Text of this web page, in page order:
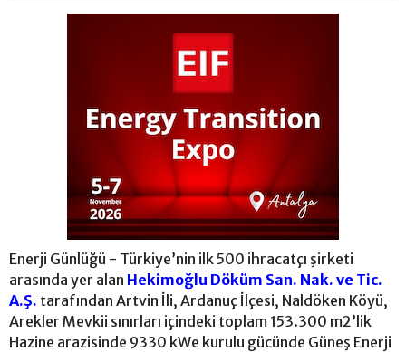
Enerji Günlüğü - Türkiye’nin ilk 500 ihracatçı şirketi
arasında yer alan Hekimoğlu Döküm San. Nak. ve Tic.
A.Ş. tarafından Artvin İli, Ardanuç İlçesi, Naldöken Köyü,
Arekler Mevkii sınırları içindeki toplam 153.300 m2’lik
Hazine arazisinde 9330 kWe kurulu gücünde Güneş Enerji